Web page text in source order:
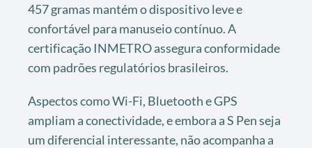
457 gramas mantém o dispositivo leve e
confortável para manuseio contínuo. A
certificação INMETRO assegura conformidade
com padrões regulatórios brasileiros.
Aspectos como Wi-Fi, Bluetooth e GPS
ampliam a conectividade, e embora a S Pen seja
um diferencial interessante, não acompanha a